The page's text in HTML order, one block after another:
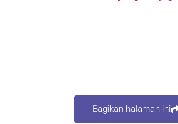
Bagikan halaman ini